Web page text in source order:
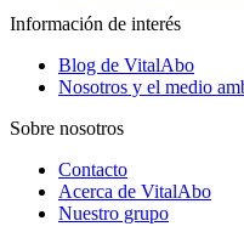
Información de interés
Blog de VitalAbo
Nosotros y el medio
Sobre nosotros
Contacto
Acerca de VitalAbo
Nuestro grupo